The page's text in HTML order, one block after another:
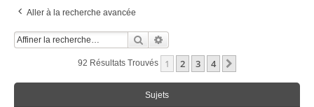
Aller à la recherche avancée
Rechercher
92 Résultats Trouvés 1 2 3 4
Sujets